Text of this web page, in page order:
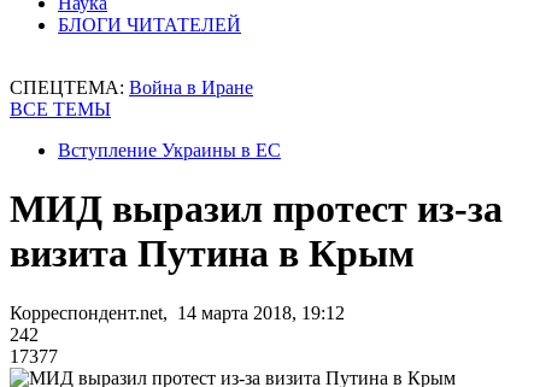
БЛОГИ ЧИТАТЕЛЕЙ
СПЕЦТЕМА: Война в Иране
ВСЕ ТЕМЫ
Вступление Украины в ЕС
МИД выразил протест из-за
визита Путина в Крым
Корреспондент.net, 14 марта 2018, 19:12
242
17377